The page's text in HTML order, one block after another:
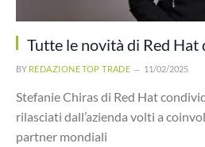
Tutte le novità di Red
BY REDAZIONE TOP TRADE 11/02/2025
Stefanie Chiras di Red Hat
rilasciati dall’azienda volti a
partner mondiali